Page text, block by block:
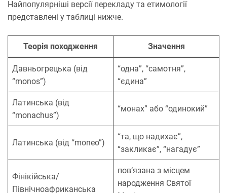
Найпопулярніші версії перекладу та етимології
представлені у таблиці нижче.
Теорія походження Значення
Давньогрецька (від
“monos”)
“одна”, “самотня”,
“єдина”
Латинська (від
“monachus”)
“монах” або “одинокий”
Латинська (від “moneo”)
“та, що надихає”,
“закликає”, “нагадує”
Фінікійська/
Північноафриканська
пов’язана з місцем
народження Святої